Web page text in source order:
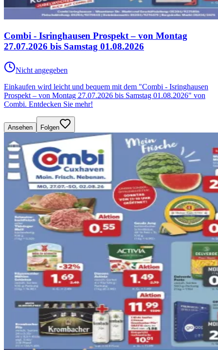
Combi - Isringhausen Prospekt – von Montag
27.07.2026 bis Samstag 01.08.2026
Nicht angegeben
Einkaufen wird leicht und bequem mit dem "Combi - Isringhausen
Prospekt – von Montag 27.07.2026 bis Samstag 01.08.2026" von
Combi. Entdecken Sie mehr!
Ansehen Folgen